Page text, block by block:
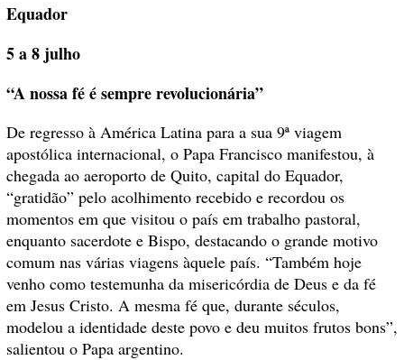
Equador
5 a 8 julho
“A nossa fé é sempre revolucionária”
De regresso à América Latina para a sua 9ª viagem
apostólica internacional, o Papa Francisco manifestou, à
chegada ao aeroporto de Quito, capital do Equador,
“gratidão” pelo acolhimento recebido e recordou os
momentos em que visitou o país em trabalho pastoral,
enquanto sacerdote e Bispo, destacando o grande motivo
comum nas várias viagens àquele país. “Também hoje
venho como testemunha da misericórdia de Deus e da fé
em Jesus Cristo. A mesma fé que, durante séculos,
modelou a identidade deste povo e deu muitos frutos bons”,
salientou o Papa argentino.